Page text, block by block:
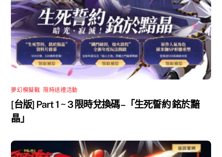
夢幻模擬戰 限時送禮活動
[台版] Part 1 ~ 3 限時兌換碼 –「生死誓約 銘於黯
晶」